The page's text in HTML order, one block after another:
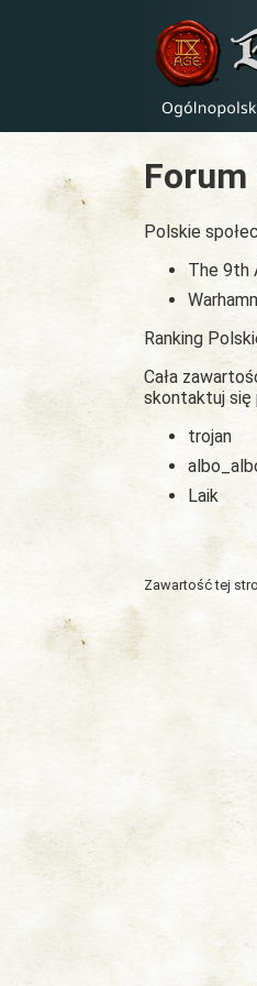
Forum
Polskie
The 9th
Ranking
Cała
skontaktuj się
trojan
Laik
Zawartość tej